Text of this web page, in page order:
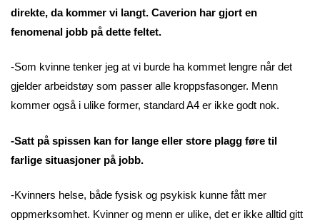
direkte, da kommer vi langt. Caverion har gjort en
fenomenal jobb på dette feltet.
-Som kvinne tenker jeg at vi burde ha kommet lengre når det
gjelder arbeidstøy som passer alle kroppsfasonger. Menn
kommer også i ulike former, standard A4 er ikke godt nok.
-Satt på spissen kan for lange eller store plagg føre til
farlige situasjoner på jobb.
-Kvinners helse, både fysisk og psykisk kunne fått mer
oppmerksomhet. Kvinner og menn er ulike, det er ikke alltid gitt